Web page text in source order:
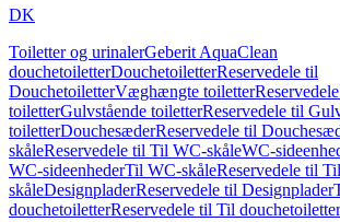
DK
Toiletter og urinalerGeberit AquaClean
douchetoiletterDouchetoiletterReservedele til
DouchetoiletterVæghængte toiletter
toiletterGulvstående toiletterReservedele til
toiletterDouchesæderReservedele til
skåleReservedele til Til WC-skåleWC-
WC-sideenhederTil WC-skåleReservedele til
skåleDesignpladerReservedele til Designplader
douchetoiletterReservedele til Til douchetoiletter